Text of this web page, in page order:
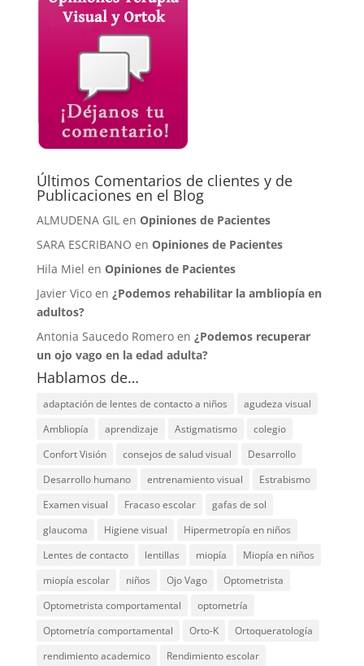
Últimos Comentarios de clientes y de
Publicaciones en el Blog
ALMUDENA GIL en Opiniones de Pacientes
SARA ESCRIBANO en Opiniones de Pacientes
Hila Miel en Opiniones de Pacientes
Javier Vico en ¿Podemos rehabilitar la ambliopía en
adultos?
Antonia Saucedo Romero en ¿Podemos recuperar
un ojo vago en la edad adulta?
Hablamos de…
adaptación de lentes de contacto a niños
agudeza visual
Ambliopía
aprendizaje Astigmatismo
colegio
Confort Visión
consejos de salud visual
Desarrollo
Desarrollo humano
entrenamiento visual
Estrabismo
Examen visual
Fracaso escolar
gafas de sol
glaucoma
Higiene visual
Hipermetropía en niños
Lentes de contacto
lentillas miopía
Miopía en niños
miopía escolar
niños Ojo Vago
Optometrista
Optometrista comportamental
optometría
Optometría comportamental
Orto-K
Ortoqueratología
rendimiento academico
Rendimiento escolar